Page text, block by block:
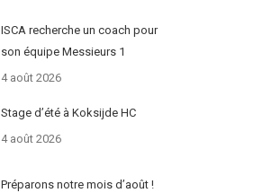
ISCA recherche un coach pour
son équipe Messieurs 1
4 août 2026
Stage d’été à Koksijde HC
4 août 2026
Préparons notre mois d’août !